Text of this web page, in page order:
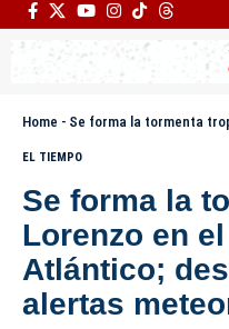
Home - Se forma la tormenta tropical Lorenzo
EL TIEMPO
Se forma la
Lorenzo en
Atlántico;
alertas